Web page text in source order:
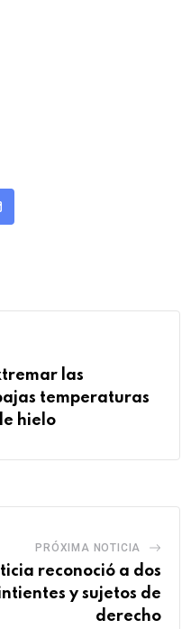
las
temperaturas
hielo
PRÓXIMA NOTICIA
reconoció a dos
y sujetos de
derecho